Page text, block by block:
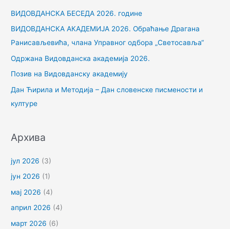
з
а
:
ВИДОВДАНСКА БЕСЕДА 2026. године
ВИДОВДАНСКА АКАДЕМИЈА 2026. Обраћање Драгана
Ранисављевића, члана Управног одбора „Светосавља“
Одржана Видовданска академија 2026.
Позив на Видовданску академију
Дан Ћирила и Методија – Дан словенске писмености и
културе
Архива
јул 2026 (3)
јун 2026 (1)
мај 2026 (4)
април 2026 (4)
март 2026 (6)